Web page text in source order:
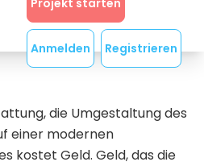
Projekt starten
Anmelden Registrieren
die Umgestaltung des
einer modernen
kostet Geld. Geld, das die